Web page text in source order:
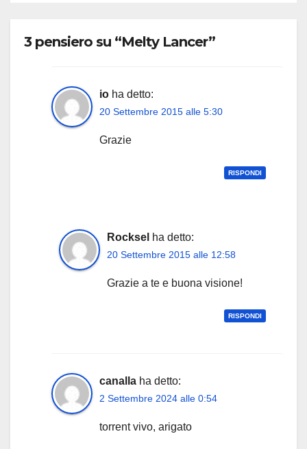
3 pensiero su “Melty Lancer”
io ha detto:
20 Settembre 2015 alle 5:30
Grazie
RISPONDI
Rocksel ha detto:
20 Settembre 2015 alle 12:58
Grazie a te e buona visione!
RISPONDI
canalla ha detto:
2 Settembre 2024 alle 0:54
torrent vivo, arigato